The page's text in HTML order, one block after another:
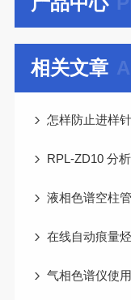
相关文章
怎样防止进样
RPL-ZD10 分
液相色谱空柱
在线自动痕量
气相色谱仪使